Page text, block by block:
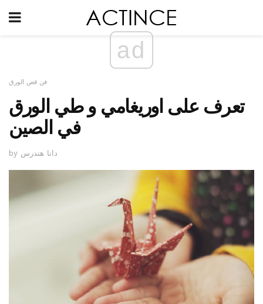
ad
فن قص الورق
تعرف على اوريغامي و طي الورق
في الصين
by دانا هندرس